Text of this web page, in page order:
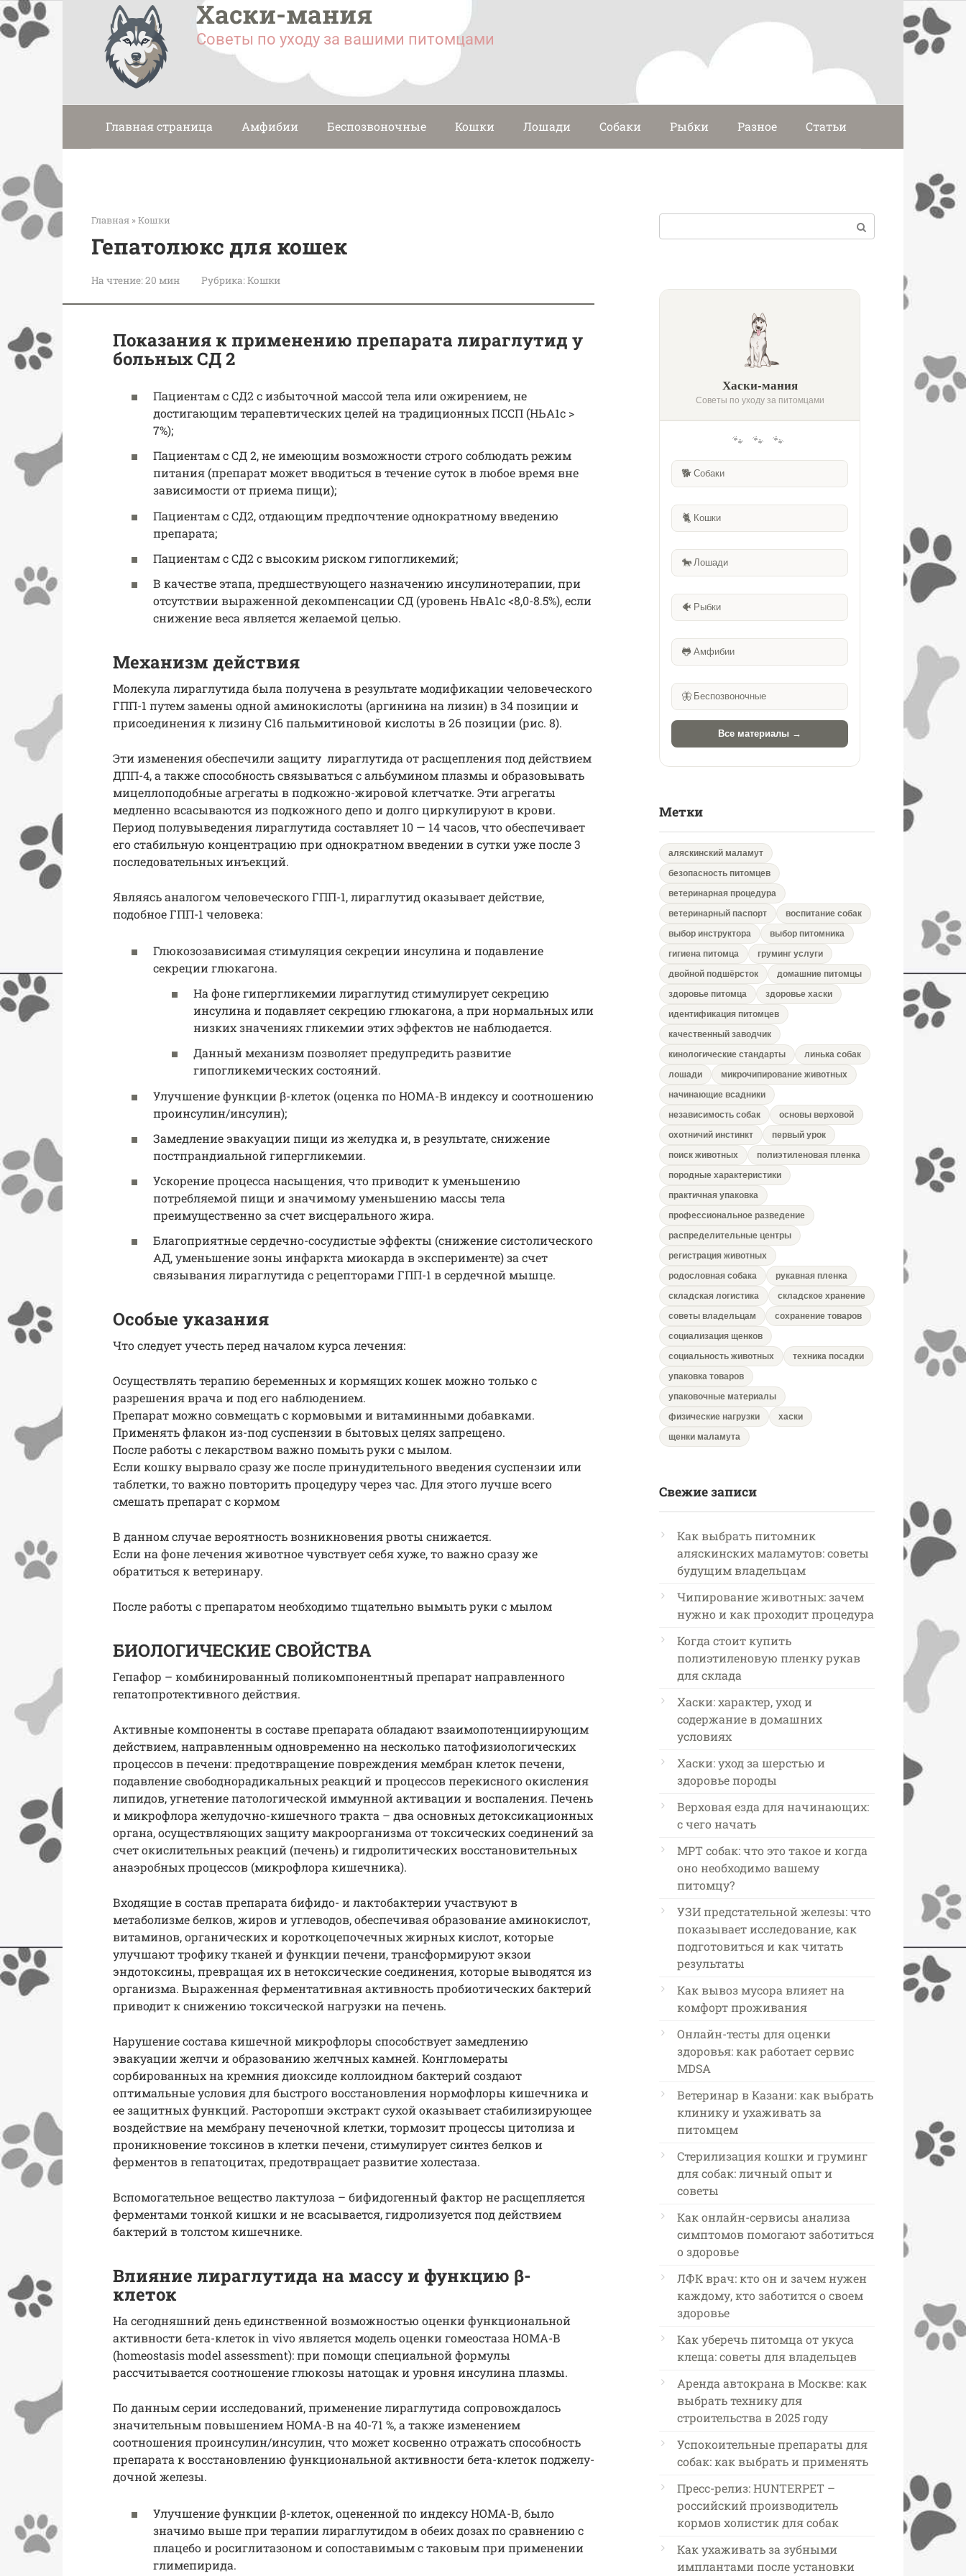
Перейти
к
контенту
Хаски-мания
Советы по уходу за вашими питомцами
Главная страница Амфибии Беспозвоночные Кошки Лошади Собаки Рыбки Разное Статьи
Главная »Кошки
Гепатолюкс для кошек
На чтение:20 мин Рубрика:Кошки
Показания к применению препарата лираглутид у
больных СД 2
Пациентам с СД2 с избыточной массой тела или ожирением, не
достигающим терапевтических целей на традиционных ПССП (НЬА1с >
7%);
Пациентам с СД 2, не имеющим возможности строго соблю­дать режим
питания (препарат может вводиться в течение суток в лю­бое время вне
зависимости от приема пищи);
Пациентам с СД2, отдающим предпочтение однократному введению
препарата;
Пациентам с СД2 с высоким риском гипогликемий;
В качестве этапа, предшествующего назначению инсулинотерапии, при
отсутствии выраженной декомпенсации СД (уровень НвА1с <8,0-8.5%), если
снижение веса является желаемой целью.
Механизм действия
Молекула лираглутида была получена в результате модификации человеческого
ГПП-1 путем замены одной аминокислоты (аргинина на лизин) в 34 пози­ции и
присоединения к лизину С16 пальмитиновой кислоты в 26 позиции (рис. 8).
Эти изменения обеспечили защиту лираглутида от расщеп­ления под действием
ДПП-4, а также способность связывать­ся с альбумином плазмы и образовывать
мицеллоподобные агрегаты в подкожно-жировой клетчатке. Эти агрегаты
медленно всасывают­ся из подкожного депо и долго циркулируют в крови.
Период полувыве­дения лираглутида составляет 10 — 14 часов, что обеспечивает
его стабильную концен­трацию при однократном введении в сутки уже после 3
последовательных инъекций.
Являясь аналогом человеческого ГПП-1, лираглутид оказывает дейс­твие,
подобное ГПП-1 человека:
Глюкозозависимая стимуляция секреции инсулина и подавление
секреции глюкагона.
На фоне гипергликемии лираглу­тид стимулирует секрецию
инсулина и подавляет секрецию глюкагона, а при нормальных или
низких значениях гликемии этих эффектов не наблюдается.
Данный механизм поз­воляет предупредить развитие
гипогликемических состояний.
Улучшение функции β-клеток (оценка по НОМА-В индексу и соотно­шению
проинсулин/инсулин);
Замедление эвакуации пищи из желудка и, в результате, снижение
постпрандиальной гипергликемии.
Ускорение процесса насыщения, что приводит к уменьшению
потребляемой пищи и значимому уменьшению массы тела
преимущественно за счет висцерального жира.
Благоприятные сердечно-сосудистые эффекты (снижение систоличес­кого
АД, уменьшение зоны инфаркта миокарда в эксперименте) за счет
связывания лираглутида с рецептора­ми ГПП-1 в сердечной мышце.
Особые указания
Что следует учесть перед началом курса лечения:
Осуществлять терапию беременных и кормящих кошек можно только с
разрешения врача и под его наблюдением.
Препарат можно совмещать с кормовыми и витаминными добавками.
Применять флакон из-под суспензии в бытовых целях запрещено.
После работы с лекарством важно помыть руки с мылом.
Если кошку вырвало сразу же после принудительного введения суспензии или
таблетки, то важно повторить процедуру через час. Для этого лучше всего
смешать препарат с кормом
В данном случае вероятность возникновения рвоты снижается.
Если на фоне лечения животное чувствует себя хуже, то важно сразу же
обратиться к ветеринару.
После работы с препаратом необходимо тщательно вымыть руки с мылом
БИОЛОГИЧЕСКИЕ СВОЙСТВА
Гепафор – комбинированный поликомпонентный препарат направленного
гепатопротективного действия.
Активные компоненты в составе препарата обладают взаимопотенциирующим
действием, направленным одновременно на несколько патофизиологических
процессов в печени: предотвращение повреждения мембран клеток печени,
подавление свободнорадикальных реакций и процессов перекисного окисления
липидов, угнетение патологической иммунной активации и воспаления. Печень
и микрофлора желудочно-кишечного тракта – два основных детоксикационных
органа, осуществляющих защиту макроорганизма от токсических соединений за
счет окислительных реакций (печень) и гидролитических восстановительных
анаэробных процессов (микрофлора кишечника).
Входящие в состав препарата бифидо- и лактобактерии участвуют в
метаболизме белков, жиров и углеводов, обеспечивая образование аминокислот,
витаминов, органических и короткоцепочечных жирных кислот, которые
улучшают трофику тканей и функции печени, трансформируют экзои
эндотоксины, превращая их в нетоксические соединения, которые выводятся из
организма. Выраженная ферментативная активность пробиотических бактерий
приводит к снижению токсической нагрузки на печень.
Нарушение состава кишечной микрофлоры способствует замедлению
эвакуации желчи и образованию желчных камней. Конгломераты
сорбированных на кремния диоксиде коллоидном бактерий создают
оптимальные условия для быстрого восстановления нормофлоры кишечника и
ее защитных функций. Расторопши экстракт сухой оказывает стабилизирующее
воздействие на мембрану печеночной клетки, тормозит процессы цитолиза и
проникновение токсинов в клетки печени, стимулирует синтез белков и
ферментов в гепатоцитах, предотвращает развитие холестаза.
Вспомогательное вещество лактулоза – бифидогенный фактор не расщепляется
ферментами тонкой кишки и не всасывается, гидролизуется под действием
бактерий в толстом кишечнике.
Влияние лираглутида на массу и функцию β-
клеток
На сегодняшний день единственной возможностью оценки функ­циональной
активности бета-клеток in vivo является модель оценки гомеостаза НОМА-В
(homeostasis model assessment): при по­мощи специальной формулы
рассчитывается соотношение глюкозы натощак и уровня инсулина плазмы.
По данным серии исследований, применение лираглутида сопровождалось
значительным повышением НОМА-В на 40-71 %, а также изменением
соотношения проинсулин/инсулин, что может косвенно отражать способность
препарата к восстановлению функциональной активности бета-клеток поджелу­
дочной железы.
Улучшение функции β-клеток, оцененной по индексу НОМА-В, было
значимо выше при терапии лираглутидом в обеих дозах по срав­нению с
плацебо и росиглитазоном и сопоставимым с тако­вым при применении
глимепирида.
Хаски-мания
Советы по уходу за питомцами
🐾 🐾 🐾
🐕 Собаки
🐈 Кошки
🐎 Лошади
🐠 Рыбки
🐸 Амфибии
🦋 Беспозвоночные
Все материалы →
Метки
аляскинский маламут
безопасность питомцев
ветеринарная процедура
ветеринарный паспорт
воспитание собак
выбор инструктора
выбор питомника
гигиена питомца
груминг услуги
двойной подшёрсток
домашние питомцы
здоровье питомца
здоровье хаски
идентификация питомцев
качественный заводчик
кинологические стандарты
линька собак
лошади
микрочипирование животных
начинающие всадники
независимость собак
основы верховой
охотничий инстинкт
первый урок
поиск животных
полиэтиленовая пленка
породные характеристики
практичная упаковка
профессиональное разведение
распределительные центры
регистрация животных
родословная собака
рукавная пленка
складская логистика
складское хранение
советы владельцам
сохранение товаров
социализация щенков
социальность животных
техника посадки
упаковка товаров
упаковочные материалы
физические нагрузки
хаски
щенки маламута
Свежие записи
Как выбрать питомник
аляскинских маламутов: советы
будущим владельцам
Чипирование животных: зачем
нужно и как проходит процедура
Когда стоит купить
полиэтиленовую пленку рукав
для склада
Хаски: характер, уход и
содержание в домашних
условиях
Хаски: уход за шерстью и
здоровье породы
Верховая езда для начинающих:
с чего начать
МРТ собак: что это такое и когда
оно необходимо вашему
питомцу?
УЗИ предстательной железы: что
показывает исследование, как
подготовиться и как читать
результаты
Как вывоз мусора влияет на
комфорт проживания
Онлайн-тесты для оценки
здоровья: как работает сервис
MDSA
Ветеринар в Казани: как выбрать
клинику и ухаживать за
питомцем
Стерилизация кошки и груминг
для собак: личный опыт и
советы
Как онлайн-сервисы анализа
симптомов помогают заботиться
о здоровье
ЛФК врач: кто он и зачем нужен
каждому, кто заботится о своем
здоровье
Как уберечь питомца от укуса
клеща: советы для владельцев
Аренда автокрана в Москве: как
выбрать технику для
строительства в 2025 году
Успокоительные препараты для
собак: как выбрать и применять
Пресс-релиз: HUNTERPET –
российский производитель
кормов холистик для собак
Как ухаживать за зубными
имплантами после установки